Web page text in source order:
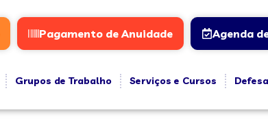
Pagamento de Anuidade Agenda
Grupos de Trabalho Serviços e Cursos